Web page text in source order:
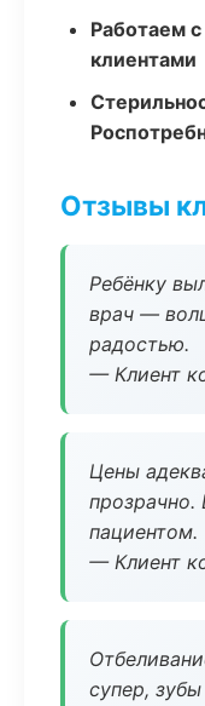
Работаем
клиентами
Отзывы
Ребёнку
врач —
радостью.
— Клиент
Цены
пациентом.
— Клиент
супер,